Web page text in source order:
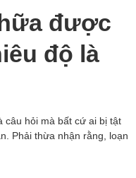
được
độ là
câu hỏi mà bất cứ ai bị tật
Phải thừa nhận rằng, loạn